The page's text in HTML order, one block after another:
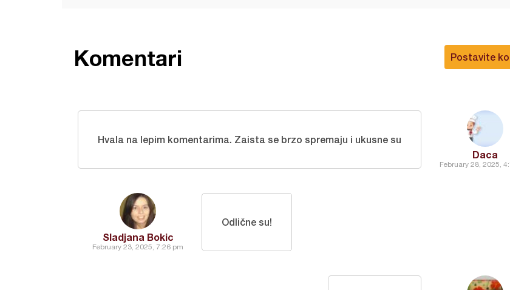
Postavite
Komentari
Daca
February 28, 2025,
Hvala na lepim komentarima. Zaista se brzo spremaju i ukusne su
Sladjana Bokic
February 23, 2025, 7:26 pm
Odlične su!